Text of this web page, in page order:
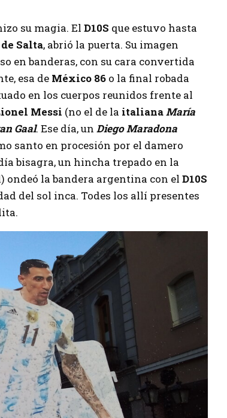
su magia. El D10S que estuvo hasta
Salta, abrió la puerta. Su imagen
en banderas, con su cara convertida
esa de México 86 o la final robada
en los cuerpos reunidos frente al
Messi (no el de la italianaMaría
Gaal. Ese día, un Diego Maradona
santo en procesión por el damero
bisagra, un hincha trepado en la
la bandera argentina con el D10S
del sol inca. Todes los allí presentes